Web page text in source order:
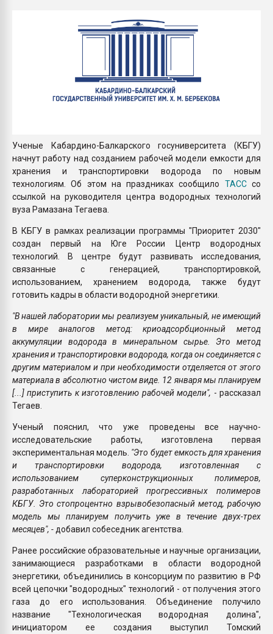
Ученые Кабардино-Балкарского госуниверситета (КБГУ)
начнут работу над созданием рабочей модели емкости для
хранения и транспортировки водорода по новым
технологиям. Об этом на праздниках сообщило ТАССсо
ссылкой на руководителя центра водородных технологий
вуза Рамазана Тегаева.
В КБГУ в рамках реализации программы "Приоритет 2030"
создан первый на Юге России Центр водородных
технологий. В центре будут развивать исследования,
связанные с генерацией, транспортировкой,
использованием, хранением водорода, также будут
готовить кадры в области водородной энергетики.
"В нашей лаборатории мы реализуем уникальный, не имеющий
в мире аналогов метод: криоадсорбционный метод
аккумуляции водорода в минеральном сырье. Это метод
хранения и транспортировки водорода, когда он соединяется с
другим материалом и при необходимости отделяется от этого
материала в абсолютно чистом виде. 12 января мы планируем
[...] приступить к изготовлению рабочей модели", - рассказал
Тегаев.
Ученый пояснил, что уже проведены все научно-
исследовательские работы, изготовлена первая
экспериментальная модель. "Это будет емкость для хранения
и транспортировки водорода, изготовленная с
использованием суперконструкционных полимеров,
разработанных лабораторией прогрессивных полимеров
КБГУ. Это стопроцентно взрывобезопасный метод, рабочую
модель мы планируем получить уже в течение двух-трех
месяцев", - добавил собеседник агентства.
Ранее российские образовательные и научные организации,
занимающиеся разработками в области водородной
энергетики, объединились в консорциум по развитию в РФ
всей цепочки "водородных" технологий - от получения этого
газа до его использования. Объединение получило
название "Технологическая водородная долина",
инициатором ее создания выступил Томский